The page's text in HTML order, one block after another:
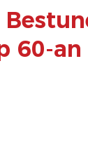
60-an